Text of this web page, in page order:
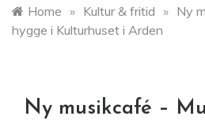
Home » Kultur & fritid » Ny
hygge i Kulturhuset i Arden
Ny musikcafé –